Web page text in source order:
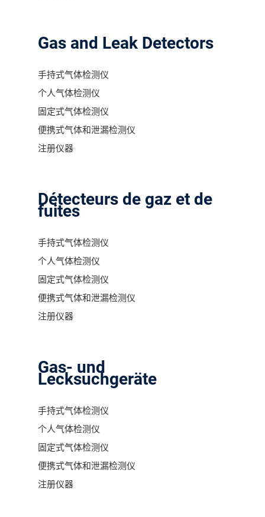
Gas and Leak Detectors
手持式气体检测仪
个人气体检测仪
固定式气体检测仪
便携式气体和泄漏检测仪
注册仪器
Détecteurs de gaz et de
fuites
手持式气体检测仪
个人气体检测仪
固定式气体检测仪
便携式气体和泄漏检测仪
注册仪器
Gas- und
Lecksuchgeräte
手持式气体检测仪
个人气体检测仪
固定式气体检测仪
便携式气体和泄漏检测仪
注册仪器